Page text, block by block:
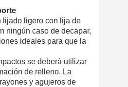
lijado ligero con lija de
ningún caso de decapar,
ideales para que la
se deberá utilizar
de relleno. La
y agujeros de